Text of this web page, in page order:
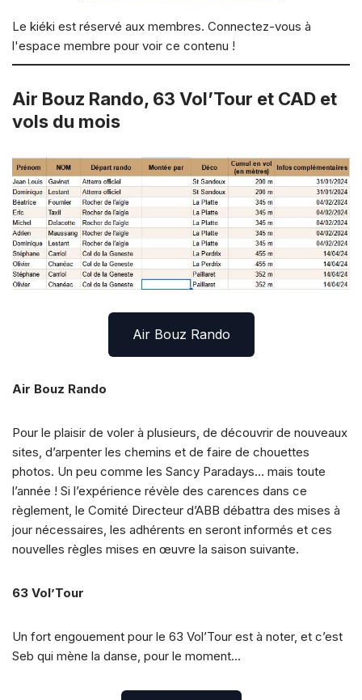
Le kiéki est réservé aux membres. Connectez-vous à
l'espace membre pour voir ce contenu !
Air Bouz Rando, 63 Vol’Tour et CAD et
vols du mois
Air Bouz Rando
Air Bouz Rando
Pour le plaisir de voler à plusieurs, de découvrir de nouveaux
sites, d’arpenter les chemins et de faire de chouettes
photos. Un peu comme les Sancy Paradays… mais toute
l’année ! Si l’expérience révèle des carences dans ce
règlement, le Comité Directeur d’ABB débattra des mises à
jour nécessaires, les adhérents en seront informés et ces
nouvelles règles mises en œuvre la saison suivante.
63 Vol’Tour
Un fort engouement pour le 63 Vol’Tour est à noter, et c’est
Seb qui mène la danse, pour le moment…